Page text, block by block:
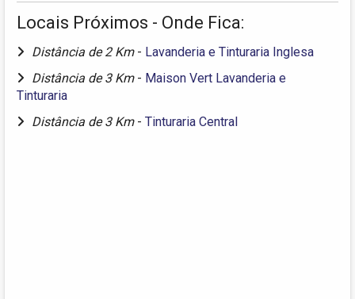
Locais Próximos - Onde Fica:
Distância de 2 Km - Lavanderia e Tinturaria Inglesa
Distância de 3 Km - Maison Vert Lavanderia e
Tinturaria
Distância de 3 Km - Tinturaria Central